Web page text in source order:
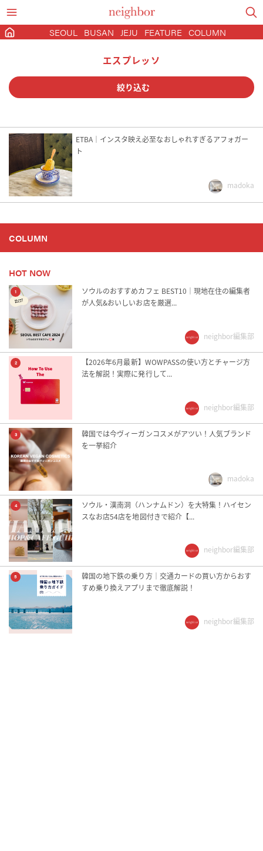
SEOUL BUSAN JEJU FEATURE COLUMN
エスプレッソ
絞り込む
カフェ グルメ コスメ
ショッピング
ソウル 済州
インスタ紹介記事 ドラマロケ地
友達と
家族旅行 彼と一緒に
ETBA｜インスタ映え必至なおしゃれすぎるアフォガー
ト
madoka
COLUMN
HOT NOW
1
ソウルのおすすめカフェ BEST10｜現地在住の編集者
が人気&おいしいお店を厳選...
neighbor編集部
2
【2026年6月最新】WOWPASSの使い方とチャージ方
法を解説！実際に発行して...
neighbor編集部
3
韓国では今ヴィーガンコスメがアツい！人気ブランド
を一挙紹介
madoka
4
ソウル・漢南洞（ハンナムドン）を大特集！ハイセン
スなお店54店を地図付きで紹介【...
neighbor編集部
5
韓国の地下鉄の乗り方｜交通カードの買い方からおす
すめ乗り換えアプリまで徹底解説！
neighbor編集部